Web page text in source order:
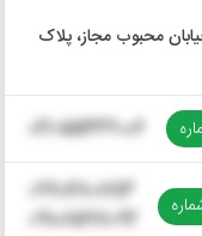
خیابان محبوب مجاز، پلاک
021-55436006
09904807113
09108598092